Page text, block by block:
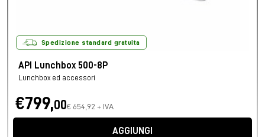
Spedizione standard gratuita
API Lunchbox 500-8P
Lunchbox ed accessori
€799,00€ 654,92 + IVA
AGGIUNGI